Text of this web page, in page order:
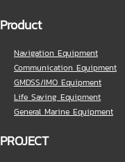
Product
Navigation Equipment
Communication Equipment
GMDSS/IMO Equipment
Life Saving Equipment
General Marine Equipment
PROJECT